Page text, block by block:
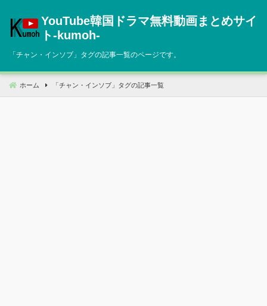
へ
動
YouTube韓国ドラマ無料動画まとめサイ
ト‐kumoh‐
「チャン・インソブ 」タグの記事一覧のページです。
ホーム 「 チャン・インソブ 」タグの記事一覧